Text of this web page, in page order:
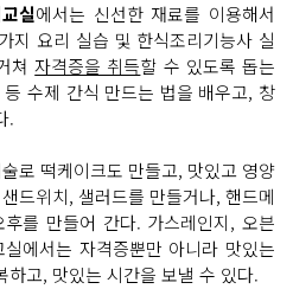
실에서는 신선한 재료를 이용해서
지 요리 실습 및 한식조리기능사 실
쳐자격증을 취득할 수 있도록 돕는
수제 간식 만드는 법을 배우고, 창
.
로 떡케이크도 만들고, 맛있고 영양
드위치, 샐러드를 만들거나, 핸드메
를 만들어 간다. 가스레인지, 오븐
에서는 자격증뿐만 아니라 맛있는
하고, 맛있는 시간을 보낼 수 있다.